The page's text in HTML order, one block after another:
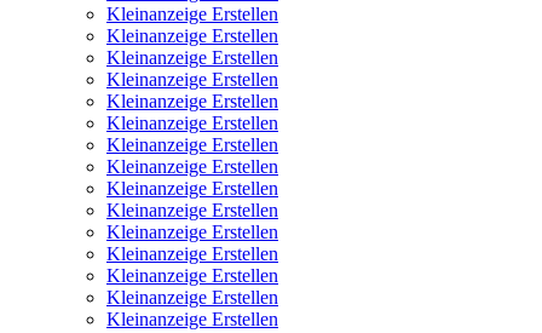
Kleinanzeige Erstellen
Kleinanzeige Erstellen
Kleinanzeige Erstellen
Kleinanzeige Erstellen
Kleinanzeige Erstellen
Kleinanzeige Erstellen
Kleinanzeige Erstellen
Kleinanzeige Erstellen
Kleinanzeige Erstellen
Kleinanzeige Erstellen
Kleinanzeige Erstellen
Kleinanzeige Erstellen
Kleinanzeige Erstellen
Kleinanzeige Erstellen
Kleinanzeige Erstellen